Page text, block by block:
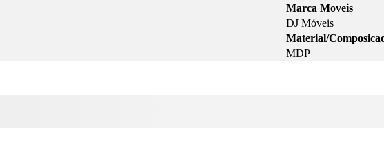
Marca Moveis
DJ Móveis
Material/
MDP